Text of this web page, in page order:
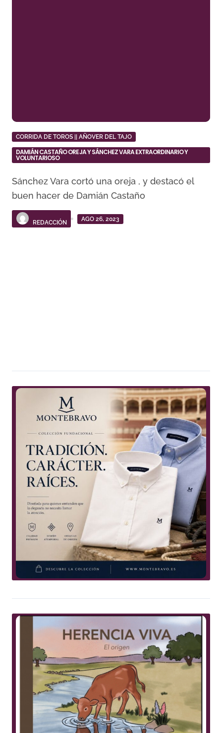
CORRIDA DE TOROS || AÑOVER DEL TAJO
DAMIÁN CASTAÑO OREJA Y SÁNCHEZ VARA EXTRAORDINARIO Y
VOLUNTARIOSO
Sánchez Vara cortó una oreja , y destacó el
buen hacer de Damián Castaño
REDACCIÓN
AGO 26, 2023